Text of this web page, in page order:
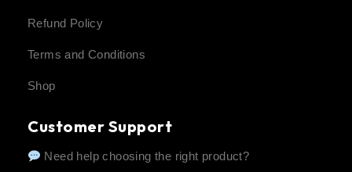
Refund Policy
Terms and Conditions
Shop
Customer Support
Need help choosing the right product?